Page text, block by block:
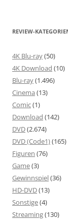
REVIEW-
4K Blu-ray(50)
4K Download (10)
Blu-ray(1.496)
Cinema (13)
Comic(1)
Download (142)
DVD(2.674)
DVD (Code1)(165)
Figuren (76)
Game(3)
Gewinnspiel(36)
HD-DVD(13)
Sonstige(4)
Streaming(130)